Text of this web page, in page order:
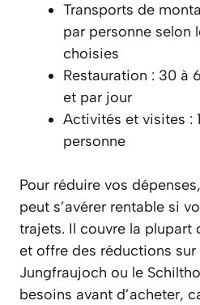
Transports de
par personne selon
choisies
Restauration : 30 à
et par jour
Activités et visites :
personne
Pour réduire vos
peut s’avérer rentable si
trajets. Il couvre la plupart
et offre des réductions
Jungfraujoch ou le
besoins avant d’acheter,